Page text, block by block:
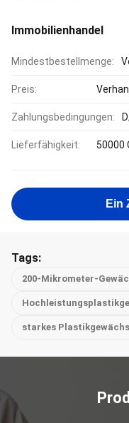
Immobilienhandel
Mindestbestellmenge:
Preis:
Zahlungsbedingungen:
Lieferfähigkeit: 50000
Ein
Tags:
200-Mikrometer-
starkes